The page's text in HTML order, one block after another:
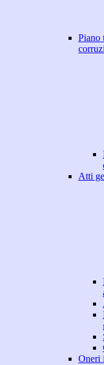
Piano
Atti
Oneri